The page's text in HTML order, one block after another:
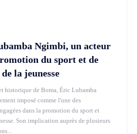
Ngimbi, un acteur
du sport et de
la jeunesse
historique de Boma, Éric Lubamba
imposé comme l'une des
dans la promotion du sport et
Son implication auprès de plusieurs